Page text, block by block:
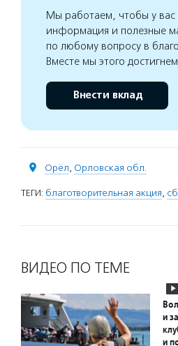
Мы работаем, чтобы у вас
информация и полезные
по любому вопросу в
Вместе мы этого достигнем
Внести вклад
Орёл, Орловская обл.
ТЕГИ: благотворительная акция,
ВИДЕО ПО ТЕМЕ
и
и